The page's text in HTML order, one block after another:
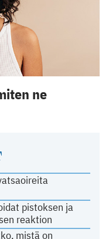
pistoksen ja
reaktion
mistä on
ne